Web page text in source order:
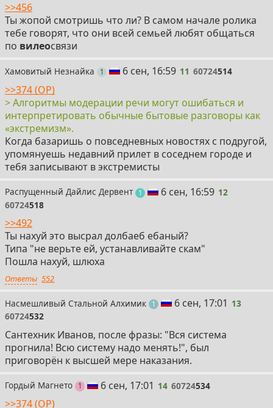
>>456
Ты жопой смотришь что ли? В самом начале ролика
тебе говорят, что они всей семьей любят общаться
по вилеосвязи
Хамовитый Незнайка 1 пост 11
6 сен, 16:59 11 60724514
>>374 (OP)
> Алгоритмы модерации речи могут ошибаться и
интерпретировать обычные бытовые разговоры как
«экстремизм».
Когда базаришь о повседневных новостях с подругой,
упомянуешь недавний прилет в соседнем городе и
тебя записывают в экстремисты
Распущенный Дайлис Дервент 1пост 12
6 сен, 16:59 12
60724518
>>492
Ты нахуй это высрал долбаеб ебаный?
Типа "не верьте ей, устанавливайте скам"
Пошла нахуй, шлюха
Ответы 552
Насмешливый Стальной Алхимик 1пост 13
6 сен, 17:01 13
60724532
Сантехник Иванов, после фразы: "Вся система
прогнила! Всю систему надо менять!", был
приговорён к высшей мере наказания.
Гордый Магнето 1 пост 14
6 сен, 17:01 14 60724534
>>374 (OP)